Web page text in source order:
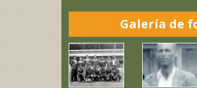
Galería de